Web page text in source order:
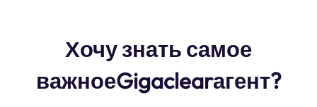
Хочу знать самое
важноеGigaclearагент?